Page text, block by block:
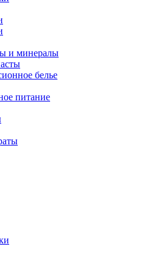
и минералы
белье
питание